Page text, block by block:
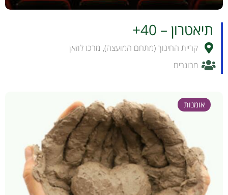
תיאטרון – 40+
קריית החינוך (מתחם המועצה), מרכז לוזאן
מבוגרים
לפרטים והרשמה
אומנות